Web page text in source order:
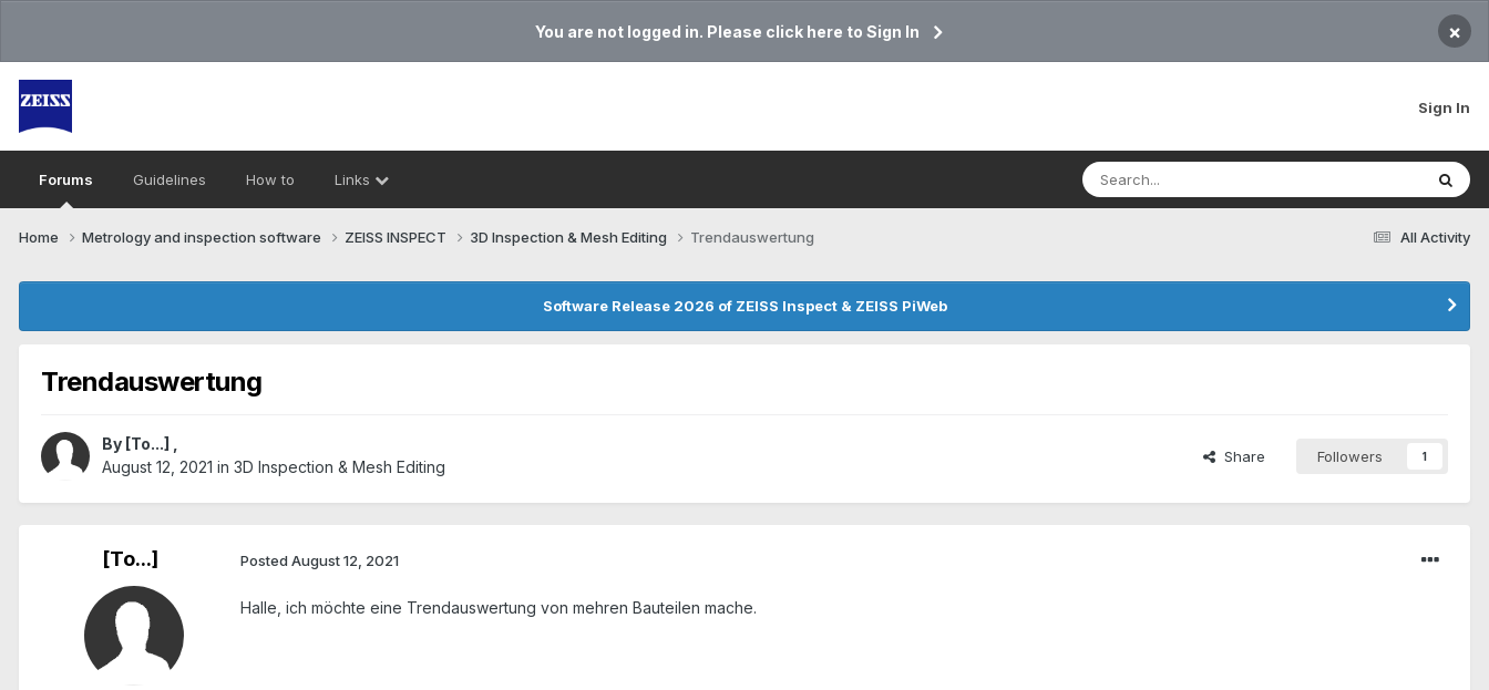
You are not logged in. Please click here to Sign In ×
Sign In
Forums Guidelines How to Links
All Activity
Home Metrology and inspection software ZEISS INSPECT 3D Inspection & Mesh Editing​ Trendauswertung
Software Release 2026 of ZEISS Inspect & ZEISS PiWeb
Trendauswertung
By [To...]
August 12, 2021 in 3D Inspection & Mesh Editing​
Share Followers 1
[To...] Posted August 12, 2021
Halle, ich möchte eine Trendauswertung von mehren Bauteilen mache.